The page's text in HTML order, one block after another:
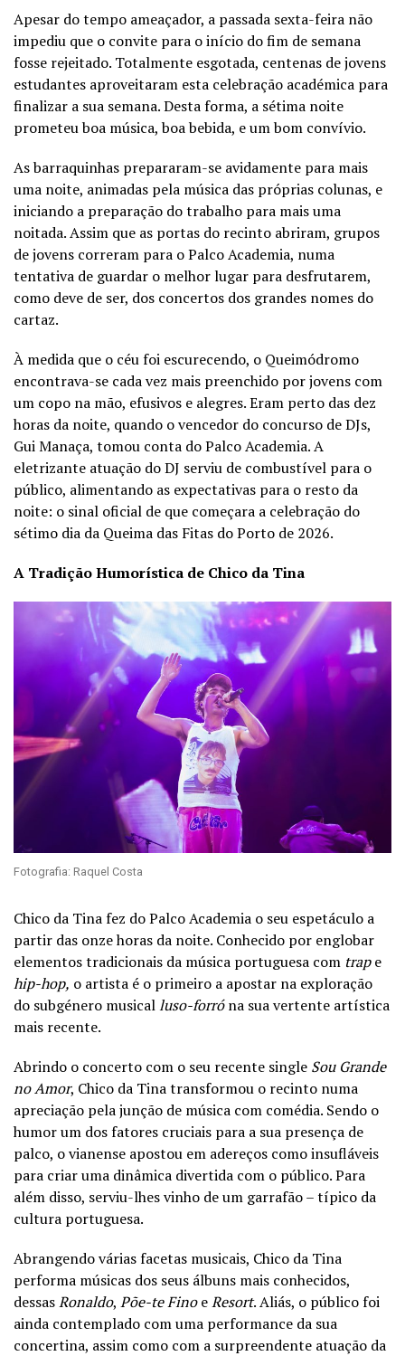
Apesar do tempo ameaçador, a passada sexta-feira não
impediu que o convite para o início do fim de semana
fosse rejeitado. Totalmente esgotada, centenas de jovens
estudantes aproveitaram esta celebração académica para
finalizar a sua semana. Desta forma, a sétima noite
prometeu boa música, boa bebida, e um bom convívio.
As barraquinhas prepararam-se avidamente para mais
uma noite, animadas pela música das próprias colunas, e
iniciando a preparação do trabalho para mais uma
noitada. Assim que as portas do recinto abriram, grupos
de jovens correram para o Palco Academia, numa
tentativa de guardar o melhor lugar para desfrutarem,
como deve de ser, dos concertos dos grandes nomes do
cartaz.
À medida que o céu foi escurecendo, o Queimódromo
encontrava-se cada vez mais preenchido por jovens com
um copo na mão, efusivos e alegres. Eram perto das dez
horas da noite, quando o vencedor do concurso de DJs,
Gui Manaça, tomou conta do Palco Academia. A
eletrizante atuação do DJ serviu de combustível para o
público, alimentando as expectativas para o resto da
noite: o sinal oficial de que começara a celebração do
sétimo dia da Queima das Fitas do Porto de 2026.
A Tradição Humorística de Chico da Tina
Fotografia: Raquel Costa
Chico da Tina fez do Palco Academia o seu espetáculo a
partir das onze horas da noite. Conhecido por englobar
elementos tradicionais da música portuguesa com trape
hip-hop, o artista é o primeiro a apostar na exploração
do subgénero musicalluso-forróna sua vertente artística
mais recente.
Abrindo o concerto com o seu recente single Sou Grande
no Amor, Chico da Tina transformou o recinto numa
apreciação pela junção de música com comédia. Sendo o
humor um dos fatores cruciais para a sua presença de
palco, o vianense apostou em adereços como insufláveis
para criar uma dinâmica divertida com o público. Para
além disso, serviu-lhes vinho de um garrafão – típico da
cultura portuguesa.
Abrangendo várias facetas musicais, Chico da Tina
performa músicas dos seus álbuns mais conhecidos,
dessasRonaldo, Põe-te FinoeResort. Aliás, o público foi
ainda contemplado com uma performance da sua
concertina, assim como com a surpreendente atuação da